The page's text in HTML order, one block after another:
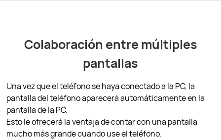
Colaboración entre múltiples
pantallas
Una vez que el teléfono se haya conectado a la PC, la
pantalla del teléfono aparecerá automáticamente en la
pantalla de la PC.
Esto le ofrecerá la ventaja de contar con una pantalla
mucho más grande cuando use el teléfono.